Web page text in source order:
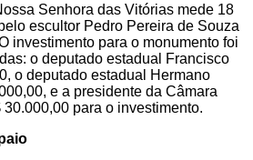
Senhora das Vitórias mede 18
escultor Pedro Pereira de Souza
investimento para o monumento foi
o deputado estadual Francisco
o deputado estadual Hermano
e a presidente da Câmara
para o investimento.